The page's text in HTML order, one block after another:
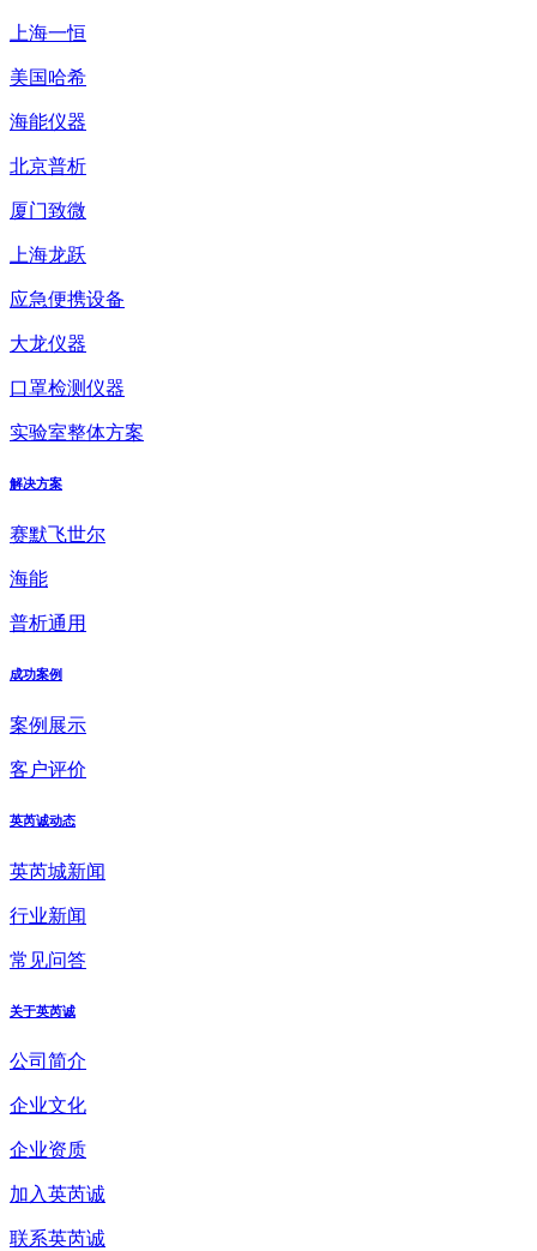
上海一恒
美国哈希
海能仪器
北京普析
厦门致微
上海龙跃
应急便携设备
大龙仪器
口罩检测仪器
实验室整体方案
解决方案
赛默飞世尔
海能
普析通用
成功案例
案例展示
客户评价
英芮诚动态
英芮城新闻
行业新闻
常见问答
关于英芮诚
公司简介
企业文化
企业资质
加入英芮诚
联系英芮诚